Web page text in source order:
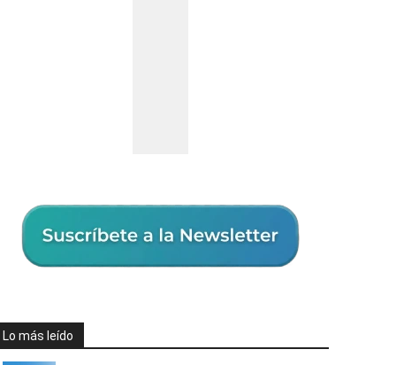
Lo más leído